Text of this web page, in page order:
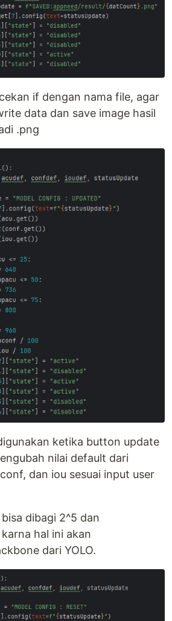
if dengan nama file, agar
data dan save image hasil
.png
ketika button update
nilai default dari
dan iou sesuai input user
dibagi 2^5 dan
hal ini akan
dari YOLO.